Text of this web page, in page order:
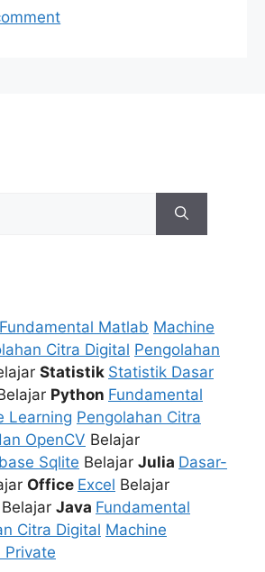
Fundamental Matlab Machine
Citra Digital Pengolahan
Statistik Statistik Dasar
Python Fundamental
Learning Pengolahan Citra
OpenCV Belajar
Sqlite Belajar Julia Dasar-
Office Excel Belajar
Belajar Java Fundamental
Citra Digital Machine
Private